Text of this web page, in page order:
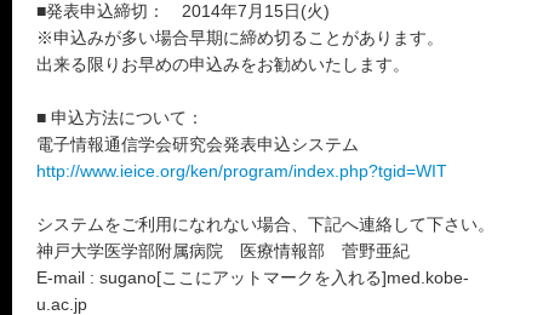
■発表申込締切： 2014年7月15日(火)
※申込みが多い場合早期に締め切ることがあります。
出来る限りお早めの申込みをお勧めいたします。
■ 申込方法について：
電子情報通信学会研究会発表申込システム
http://www.ieice.org/ken/program/index.php?tgid=WIT
システムをご利用になれない場合、下記へ連絡して下さい。
神戸大学医学部附属病院 医療情報部 菅野亜紀
E-mail : sugano[ここにアットマークを入れる]med.kobe-
u.ac.jp